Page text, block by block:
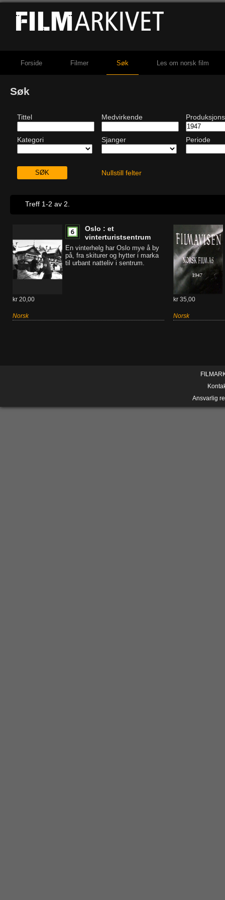
Forside Filmer Søk Les om norsk film
Søk
Tittel Medvirkende
Kategori Sjanger Periode
Nullstill felter
Treff 1-2 av 2.
Oslo : et
vinterturistsentrum
En vinterhelg har Oslo mye å by
på, fra skiturer og hytter i marka
til urbant natteliv i sentrum.
kr 20,00
Norsk
kr 35,00
Norsk
Ansvarlig